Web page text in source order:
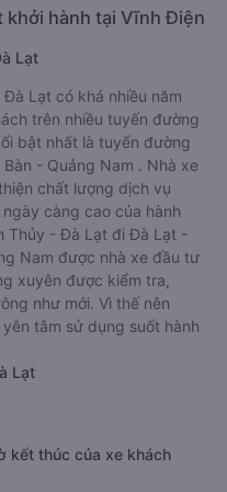
khởi hành tại Vĩnh Điện
Lạt
Lạt có khá nhiều năm
trên nhiều tuyến đường
bật nhất là tuyến đường
- Quảng Nam . Nhà xe
chất lượng dịch vụ
càng cao của hành
Thủy - Đà Lạt đi Đà Lạt -
Nam được nhà xe đầu tư
xuyên được kiểm tra,
như mới. Vì thế nên
tâm sử dụng suốt hành
Lạt
kết thúc của xe khách